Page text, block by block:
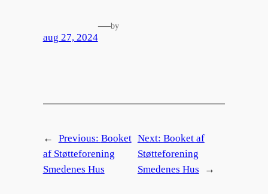
aug 27, 2024
—by
← Previous: Booket
af Støtteforening
Smedenes Hus
Next: Booket af
Støtteforening
Smedenes Hus
→